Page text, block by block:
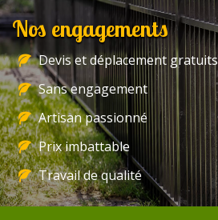
Nos engagements
Devis et déplacement gratuits
Sans engagement
Artisan passionné
Prix imbattable
Travail de qualité